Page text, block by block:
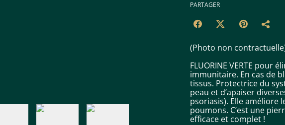
PARTAGER
(Photo non
FLUORINE VERTE pour
immunitaire. En cas de
tissus. Protectrice du
peau et d’apaiser
psoriasis). Elle améliore
poumons. C’est une
efficace et complet !